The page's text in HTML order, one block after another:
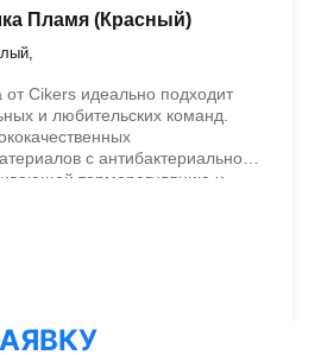
Пламя (Красный)
Cikers идеально подходит
и любительских команд.
с антибактериальной
терморегуляцию и
Одежда обладает
и стильным